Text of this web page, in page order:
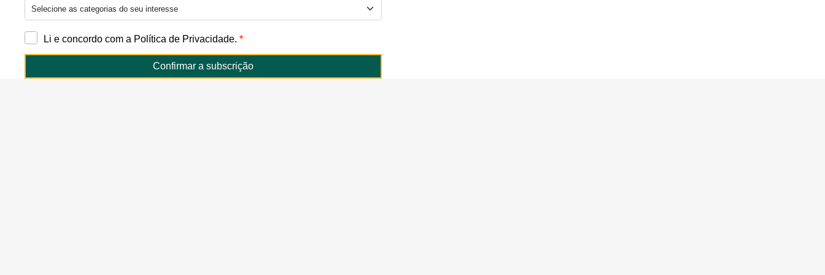
Selecione as categorias do seu interesse
Li e concordo com a Política de Privacidade. *
Confirmar a subscrição